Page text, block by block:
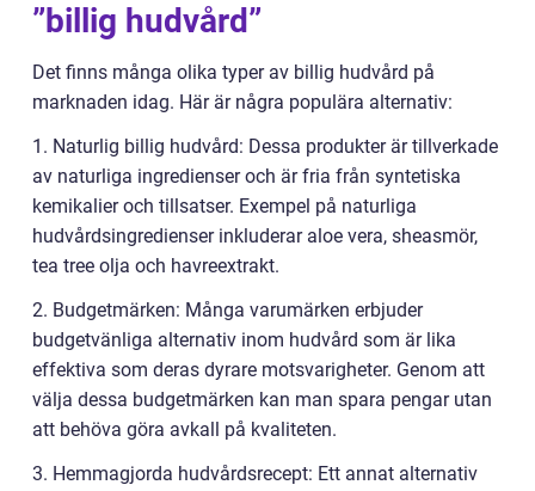
”billig hudvård”
Det finns många olika typer av billig hudvård på
marknaden idag. Här är några populära alternativ:
1. Naturlig billig hudvård: Dessa produkter är tillverkade
av naturliga ingredienser och är fria från syntetiska
kemikalier och tillsatser. Exempel på naturliga
hudvårdsingredienser inkluderar aloe vera, sheasmör,
tea tree olja och havreextrakt.
2. Budgetmärken: Många varumärken erbjuder
budgetvänliga alternativ inom hudvård som är lika
effektiva som deras dyrare motsvarigheter. Genom att
välja dessa budgetmärken kan man spara pengar utan
att behöva göra avkall på kvaliteten.
3. Hemmagjorda hudvårdsrecept: Ett annat alternativ